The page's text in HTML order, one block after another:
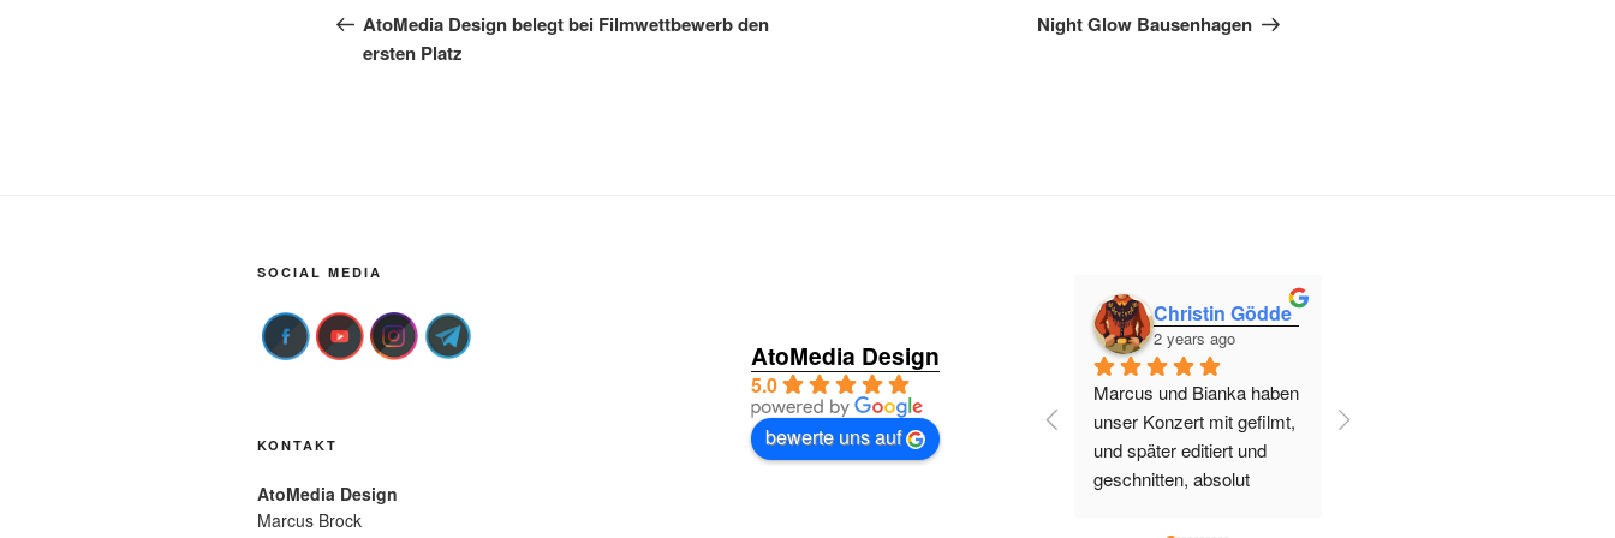
Beitrag
AtoMedia Design belegt bei Filmwettbewerb den
ersten Platz
Beitrag
Night Glow Bausenhagen
SOCIAL MEDIA
KONTAKT
AtoMedia Design
Marcus Brock
AtoMedia Design
5.0
bewerte uns auf
Christin Gödde
2 years ago
Marcus und Bianka haben
unser Konzert mit gefilmt,
und später editiert und
geschnitten, absolut